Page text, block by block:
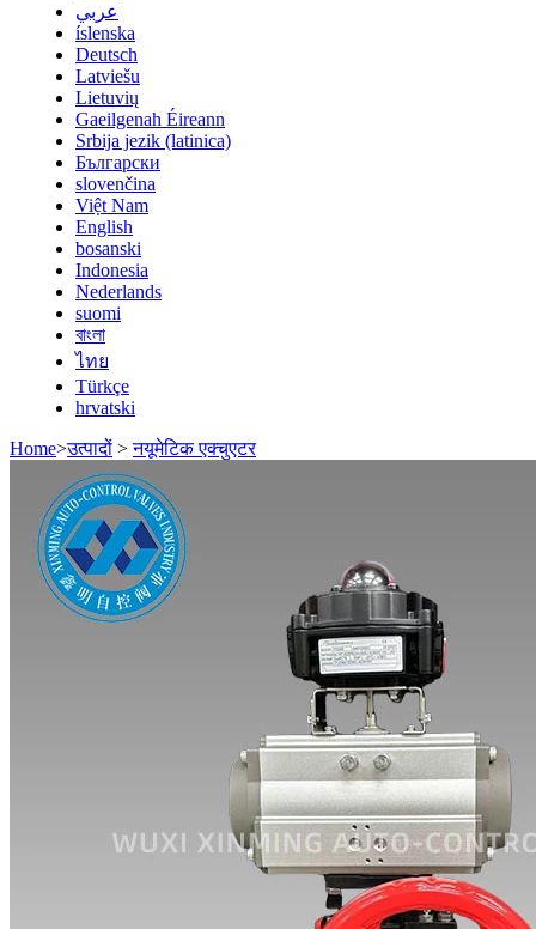
عربي
íslenska
Deutsch
Latviešu
Lietuvių
Gaeilgenah Éireann
Srbija jezik (latinica)
Български
slovenčina
Việt Nam
English
bosanski
Indonesia
Nederlands
suomi
বাংলা
ไทย
Türkçe
hrvatski
Home>उत्पादों > नयूमेटिक एक्चुएटर